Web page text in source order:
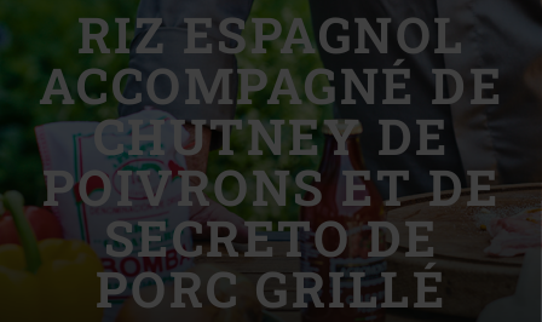
RIZ ESPAGNOL
ACCOMPAGNÉ DE
CHUTNEY DE
POIVRONS ET DE
SECRETO DE
PORC GRILLÉ